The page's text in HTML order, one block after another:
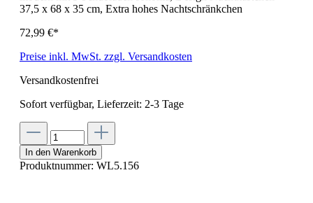
37,5 x 68 x 35 cm, Extra hohes Nachtschränkchen
72,99 €*
Preise inkl. MwSt. zzgl. Versandkosten
Versandkostenfrei
Sofort verfügbar, Lieferzeit: 2-3 Tage
In den Warenkorb
Produktnummer: WL5.156